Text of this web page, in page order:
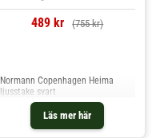
489 kr (755 kr)
Läs mer här
Normann Copenhagen Heima
ljusstake svart